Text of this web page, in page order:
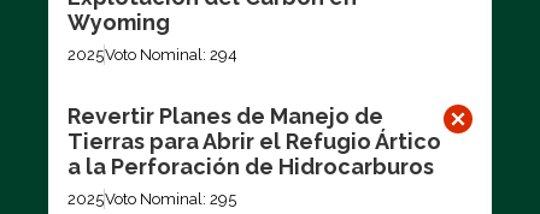
Wyoming
2025Voto Nominal: 294
Revertir Planes de Manejo de
Tierras para Abrir el Refugio Ártico
a la Perforación de Hidrocarburos
2025Voto Nominal: 295